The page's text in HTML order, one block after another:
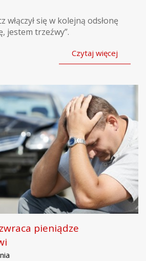
włączył się w kolejną odsłonę
jestem trzeźwy”.
Czytaj więcej
pieniądze